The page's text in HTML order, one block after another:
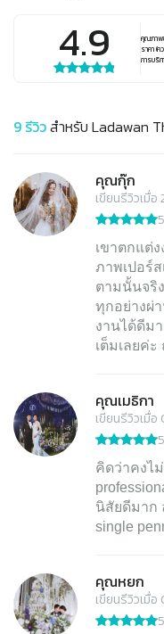
4.9 คุณภาพ
ราคา (ค
การบริก
9รีวิวสำหรับ Ladawan
คุณกุ๊ก
เขียนรีวิวเมื่
เขาตกแต่
ภาพเปอร์
ตามนั้นจริ
ทุกอย่างผ่
งานได้ดีม
เต็มเลยค่ะ
คุณเมธิกา
เขียนรีวิวเมื่
คิดว่าคงไ
นิสัยดีมาก
single
คุณหยก
เขียนรีวิวเมื่